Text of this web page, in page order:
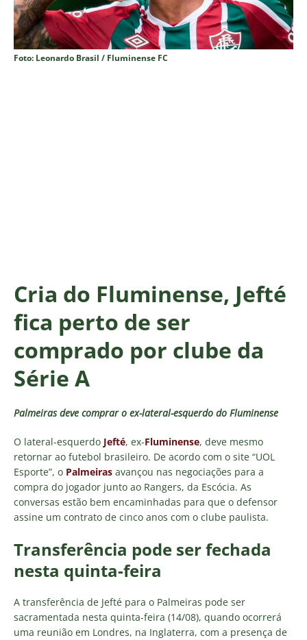
Foto: Leonardo Brasil / Fluminense FC
Cria do Fluminense, Jefté
fica perto de ser
comprado por clube da
Série A
Palmeiras deve comprar o ex-lateral-esquerdo do Fluminense
O lateral-esquerdo Jefté, ex-Fluminense, deve mesmo
retornar ao futebol brasileiro. De acordo com o site “UOL
Esporte”, o Palmeiras avançou nas negociações para a
compra do jogador junto ao Rangers, da Escócia. As
conversas estão bem encaminhadas para que o defensor
assine um contrato de cinco anos com o clube paulista.
Transferência pode ser fechada
nesta quinta-feira
A transferência de Jefté para o Palmeiras pode ser
sacramentada nesta quinta-feira (14/08), quando ocorrerá
uma reunião em Londres, na Inglaterra, com a presença de